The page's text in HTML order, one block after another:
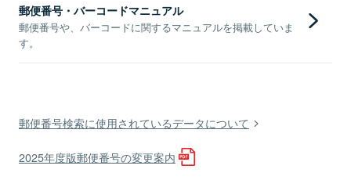
郵便番号・バーコードマニュアル
郵便番号や、バーコードに関するマニュアルを掲載していま
す。
郵便番号検索に使用されているデータについて
2025年度版郵便番号の変更案内